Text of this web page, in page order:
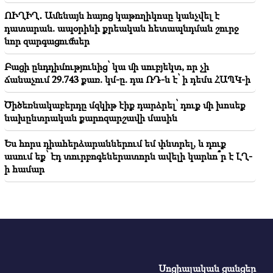
ՈՒՂԻՂ․ Ամենայն հայոց կաթողիկոսը կանչվել է
դատարան. ապօրինի քրեական հետապնդման շուրջ
նոր զարգացումներ
Բացի ընդդիմությունից՝ կա մի սուբյեկտ, որ չի
ճանաչում 29.743 քառ. կմ-ը. դա ՌԴ-ն է՝ ի դեմս ՀԱՊԿ-ի
Ծիծեռնակաբերդը մզկիթ էիք դարձրել՝ դուք մի խոսեք
նախընտրական քարոզարշավի մասին
Ես հորս դիահերձարաններում եմ փնտրել, և դուք
ասում եք՝ էդ տուրբոգեներատորն ավելի կարևո՞ր է ԼՂ-
ի համար
Սոցիալական ցանցեր